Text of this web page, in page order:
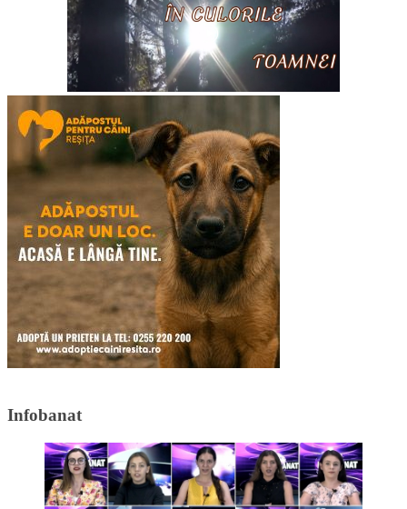
Infobanat